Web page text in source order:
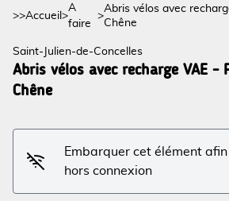
>>Accueil >
A
faire
>
Abris vélos avec
Chêne
Saint-Julien-de-Concelles
Abris vélos avec recharge VAE -
Chêne
Embarquer cet élément
hors connexion